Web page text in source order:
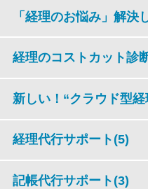
「経理のお悩み」解決
経理のコストカット診
新しい！“クラウド型
経理代行サポート (5)
記帳代行サポート (3)